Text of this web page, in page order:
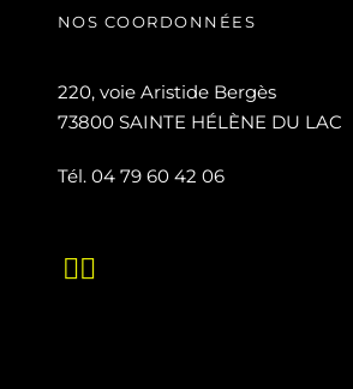
NOS COORDONNÉES
220, voie Aristide Bergès
73800 SAINTE HÉLÈNE DU LAC
Tél. 04 79 60 42 06